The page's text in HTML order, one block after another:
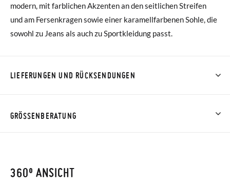
modern, mit farblichen Akzenten an den seitlichen Streifen
und am Fersenkragen sowie einer karamellfarbenen Sohle, die
sowohl zu Jeans als auch zu Sportkleidung passt.
LIEFERUNGEN UND RÜCKSENDUNGEN
Bestellungen unter 40 € kostet der Standardversand 4,95 €;
zugestellt wird.
GRÖSSENBERATUNG
360º ANSICHT